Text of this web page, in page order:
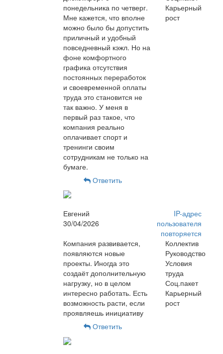
понедельника по четверг.
Мне кажется, что вполне
можно было бы допустить
приличный и удобный
повседневный кэжл. Но на
фоне комфортного
графика отсутствия
постоянных переработок
и своевременной оплаты
труда это становится не
так важно. У меня в
первый раз такое, что
компания реально
оплачивает спорт и
тренинги своим
сотрудникам не только на
бумаге.
Карьерный
рост
Ответить
Евгений
30/04/2026
IP-адрес
пользователя
повторяется
Компания развивается,
появляются новые
проекты. Иногда это
создаёт дополнительную
нагрузку, но в целом
интересно работать. Есть
возможность расти, если
проявляешь инициативу
Коллектив
Руководство
Условия
труда
Соц.пакет
Карьерный
рост
Ответить